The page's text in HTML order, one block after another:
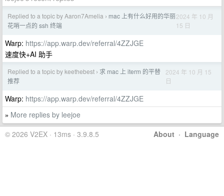
Replied to a topic by Aaron7Amelia › mac 上有什么好用的华丽
花哨一点的 ssh 终端
2024 年 10 月
15 日
Warp: https://app.warp.dev/referral/4ZZJGE
速度快+AI 助手
Replied to a topic by keethebest › 求 mac 上 iterm 的平替
推荐
2024 年 10 月 15
日
Warp: https://app.warp.dev/referral/4ZZJGE
» More replies by leejoe
About · Language
© 2026 V2EX · 13ms · 3.9.8.5